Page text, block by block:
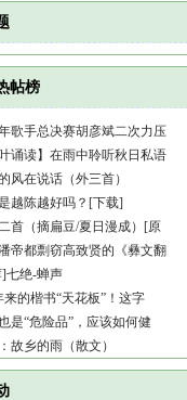
帖榜
歌手总决赛胡彦斌二次力压
叶诵读】在雨中聆听秋日私语
风在说话（外三首）
越陈越好吗？[下载]
首（摘扁豆/夏日漫成）[原
帝都剽窃高致贤的《彝文翻
七绝-蝉声
来的楷书“天花板”！这字
是“危险品”，应该如何健
故乡的雨（散文）